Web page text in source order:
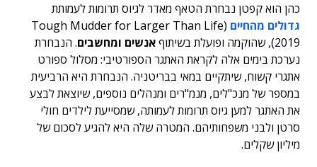
כהן הוא קפטן נבחרת הטאף מאדר לגיוס תרומות לעמותת
גדולים מהחיים (Tough Mudder for Larger Than Life
2019), שהוקמה ופועלת בשיתוף
אנשים ומחשבים. הנבחרת
נערכת בימים אלה לקראת האתגר הספורטיבי: מסלול ספורט
אתגרי קשוח, שיתקיים במאי בבריטניה. הנבחרת היא הרביעית
במספר של מנכ"לים, מנמ"רים ומנהלים נוספים, שיוצאת לבצע
את האתגר למען גיוס תרומות לעמותה, שמסייעת לילדים חולי
סרטן ולבני משפחותיהם. המטרה שלה היא להגיע לסכום של
מיליון שקלים.